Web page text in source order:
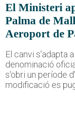
El Ministeri
Palma de
Aeroport de
El canvi s'adapta
denominació
s'obri un període
modificació es